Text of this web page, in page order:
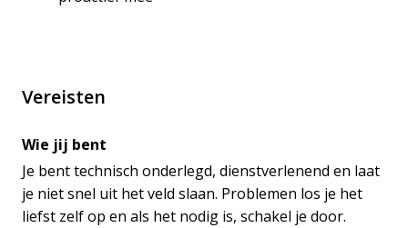
Vereisten
Wie jij bent
Je bent technisch onderlegd, dienstverlenend en laat
je niet snel uit het veld slaan. Problemen los je het
liefst zelf op en als het nodig is, schakel je door.